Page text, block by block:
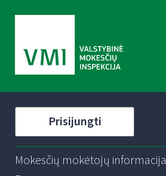
Prisijungti
Mokesčių mokėtojų informacija